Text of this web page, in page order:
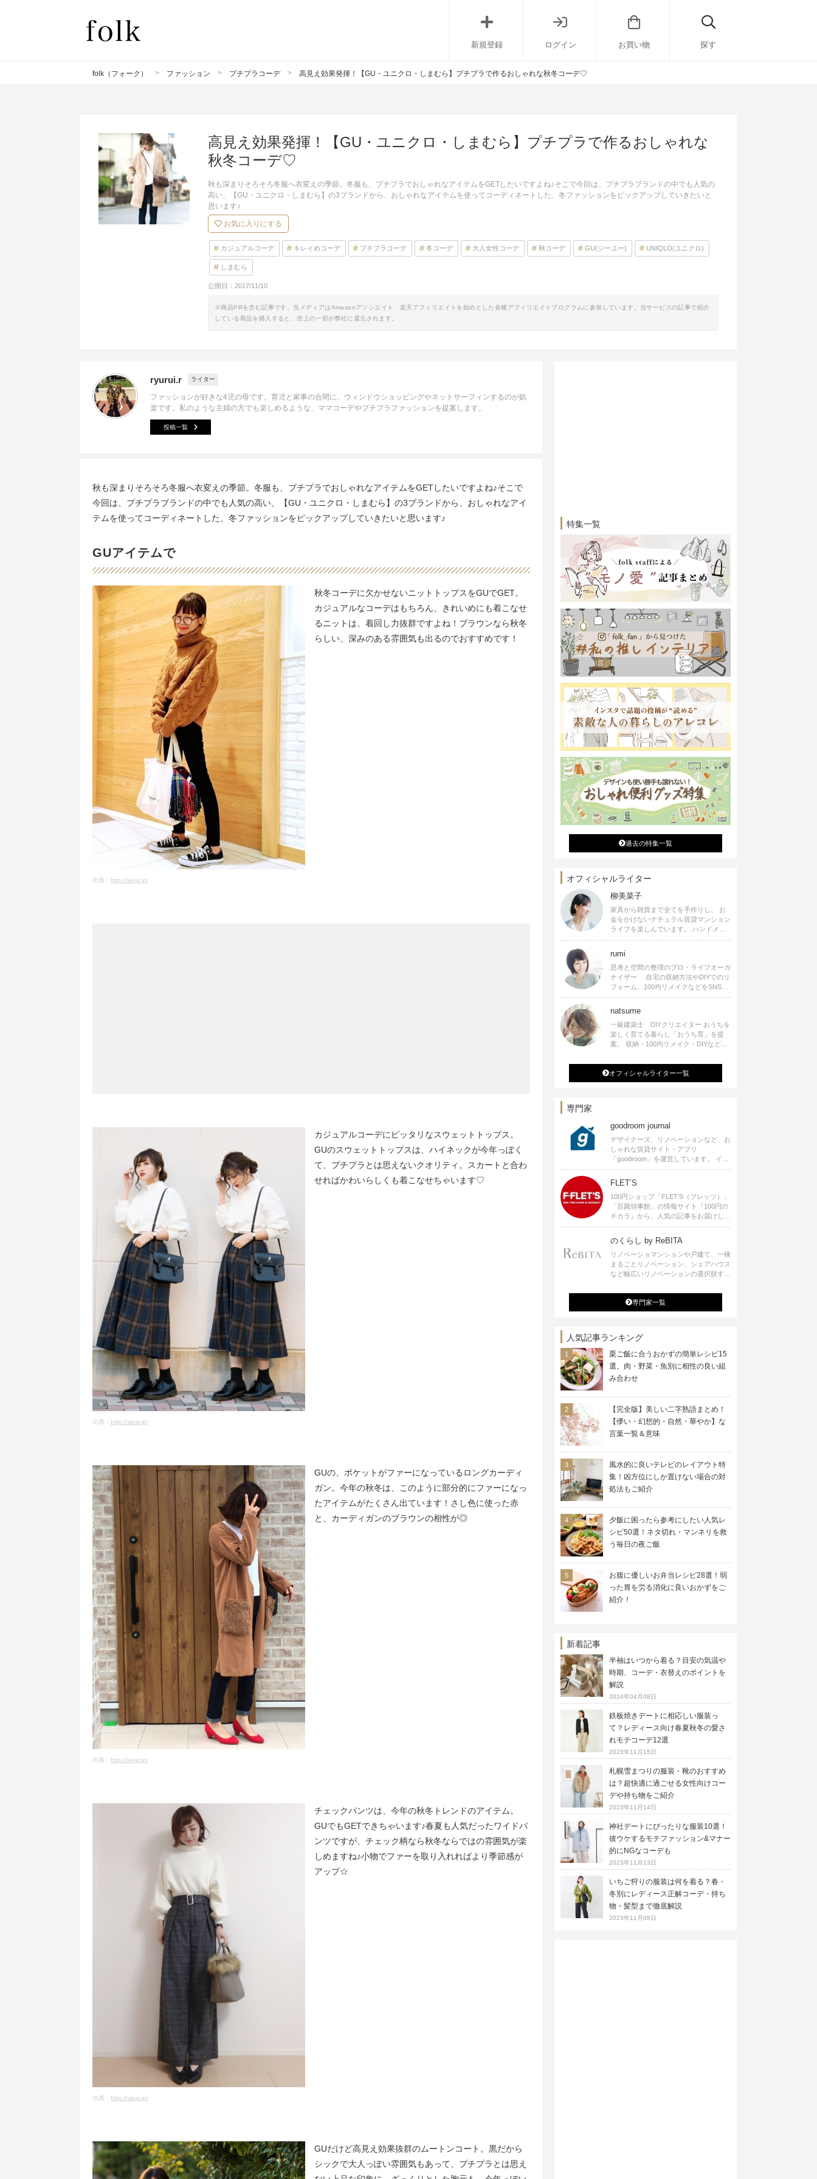
新規登録 ログイン お買い物 探す
folk（フォーク） ファッション プチプラコーデ 高見え効果発揮！【GU・ユニクロ・しまむら】プチプラで作るおしゃれな秋冬コーデ♡
高見え効果発揮！【GU・ユニクロ・しまむら】プチプラで作るおしゃれな
秋冬コーデ♡
秋も深まりそろそろ冬服へ衣変えの季節。冬服も、プチプラでおしゃれなアイテムをGETしたいですよね♪そこで今回は、プチプラブランドの中でも人気の
高い、【GU・ユニクロ・しまむら】の3ブランドから、おしゃれなアイテムを使ってコーディネートした、冬ファッションをピックアップしていきたいと
思います♪
お気に入りにする
カジュアルコーデ キレイめコーデ プチプラコーデ 冬コーデ 大人女性コーデ 秋コーデ GU(ジーユー) UNIQLO(ユニクロ)
しまむら
公開日： 2017/11/10
※商品PRを含む記事です。当メディアはAmazonアソシエイト、楽天アフィリエイトを始めとした各種アフィリエイトプログラムに参加しています。当サービスの記事で紹介
している商品を購入すると、売上の一部が弊社に還元されます。
ryurui.r ライター
ファッションが好きな4児の母です。育児と家事の合間に、ウィンドウショッピングやネットサーフィンするのが娯
楽です。私のような主婦の方でも楽しめるような、ママコーデやプチプラファッションを提案します。
投稿一覧
秋も深まりそろそろ冬服へ衣変えの季節。冬服も、プチプラでおしゃれなアイテムをGETしたいですよね♪そこで
今回は、プチプラブランドの中でも人気の高い、【GU・ユニクロ・しまむら】の3ブランドから、おしゃれなアイ
テムを使ってコーディネートした、冬ファッションをピックアップしていきたいと思います♪
GUアイテムで
出典： http://wear.jp/
秋冬コーデに欠かせないニットトップスをGUでGET。
カジュアルなコーデはもちろん、きれいめにも着こなせ
るニットは、着回し力抜群ですよね！ブラウンなら秋冬
らしい、深みのある雰囲気も出るのでおすすめです！
出典： http://wear.jp/
カジュアルコーデにピッタリなスウェットトップス。
GUのスウェットトップスは、ハイネックが今年っぽく
て、プチプラとは思えないクオリティ。スカートと合わ
せればかわいらしくも着こなせちゃいます♡
出典： http://wear.jp/
GUの、ポケットがファーになっているロングカーディ
ガン。今年の秋冬は、このように部分的にファーになっ
たアイテムがたくさん出ています！さし色に使った赤
と、カーディガンのブラウンの相性が◎
出典： http://wear.jp/
チェックパンツは、今年の秋冬トレンドのアイテム。
GUでもGETできちゃいます♪春夏も人気だったワイドパ
ンツですが、チェック柄なら秋冬ならではの雰囲気が楽
しめますね♪小物でファーを取り入れればより季節感が
アップ☆
GUだけど高見え効果抜群のムートンコート。黒だから
シックで大人っぽい雰囲気もあって、プチプラとは思え
特集一覧
過去の特集一覧
オフィシャルライター
柳美菜子
家具から雑貨まで全てを手作りし、 お
金をかけないナチュラル賃貸マンション
ライフを楽しんでいます。 ハンドメイ
ド雑貨やインテリアに関する著書も出
ます。
rumi
思考と空間の整理のプロ・ライフオーガ
ナイザー 自宅の収納方法やDIYでのリ
フォーム、100均リメイクなどをSNSで
公開中。 収納やリメイク、インテリア
シピ提供、店舗プロデュース 2016年９
月に宝島社より【Rumiのおうち時間を
楽しむインテリア】を出版しました。
natsume
一級建築士 DIYクリエイター おうちを
楽しく育てる暮らし「おうち育」を提
案。 収納・100均リメイク・DIYなどお
発信中。 著書 なつめさんちの新しい
のになつかしいアンティークな部屋つく
り 雑誌掲載・TV出演・コラム執筆・
オフィシャルライター一覧
専門家
goodroom journal
デザイナーズ、リノベーションなど、お
しゃれな賃貸サイト・アプリ
「goodroom」を運営しています。 イン
テリアや、ひとり暮らし、ふたり暮らし
のアイディアなど、賃貸でも自分らしい
暮らしを楽しむためのヒントをお届けし
ます。
FLET’S
100円ショップ「FLET’S（フレッツ）」
「百圓領事館」の情報サイト『100円の
チカラ』から、人気の記事をお届けしま
す。
のくらし by ReBITA
リノベーショマンションや戸建て、一棟
まるごとリノベーション、シェアハウス
など幅広いリノベーションの選択肢すべ
ジ・シェアスペースなど、「住む」だけ
ではなく「働く」「遊ぶ」「学ぶ」「旅
する」といった領域でも、暮らしや生き
専門家一覧
人気記事ランキング
栗ご飯に合うおかずの簡単レシピ15
選。肉・野菜・魚別に相性の良い組
み合わせ
【完全版】美しい二字熟語まとめ！
【儚い・幻想的・自然・華やか】な
言葉一覧＆意味
風水的に良いテレビのレイアウト特
集！凶方位にしか置けない場合の対
処法もご紹介
夕飯に困ったら参考にしたい人気レ
シピ50選！ネタ切れ・マンネリを救
う毎日の夜ご飯
お腹に優しいお弁当レシピ28選！弱
った胃を労る消化に良いおかずをご
紹介！
新着記事
半袖はいつから着る？目安の気温や
時期、コーデ・衣替えのポイントを
解説
2024年04月08日
鉄板焼きデートに相応しい服装っ
て？レディース向け春夏秋冬の愛さ
れモテコーデ12選
2023年11月15日
札幌雪まつりの服装・靴のおすすめ
は？超快適に過ごせる女性向けコー
デや持ち物をご紹介
2023年11月14日
神社デートにぴったりな服装10選！
彼ウケするモテファッション&マナー
的にNGなコーデも
2023年11月13日
いちご狩りの服装は何を着る？春・
冬別にレディース正解コーデ・持ち
物・髪型まで徹底解説
2023年11月08日